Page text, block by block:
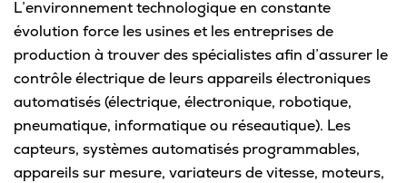
L’environnement technologique en constante
évolution force les usines et les entreprises de
production à trouver des spécialistes afin d’assurer le
contrôle électrique de leurs appareils électroniques
automatisés (électrique, électronique, robotique,
pneumatique, informatique ou réseautique). Les
capteurs, systèmes automatisés programmables,
appareils sur mesure, variateurs de vitesse, moteurs,